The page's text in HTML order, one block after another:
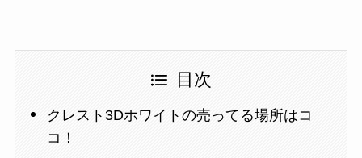
目次
クレスト3Dホワイトの売ってる場所はコ
コ！